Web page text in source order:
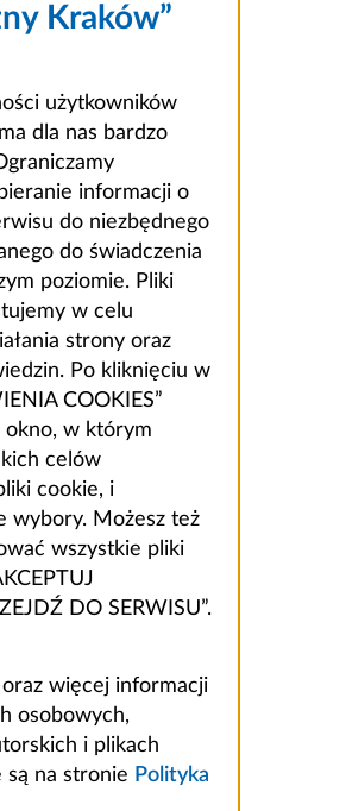
Kraków”
użytkowników
dla nas bardzo
informacji o
do niezbędnego
do świadczenia
poziomie. Pliki
w celu
strony oraz
Po kliknięciu w
COOKIES”
okno, w którym
celów
cookie, i
wybory. Możesz też
wszystkie pliki
DO SERWISU”.
więcej informacji
osobowych,
i plikach
są na stronie Polityka